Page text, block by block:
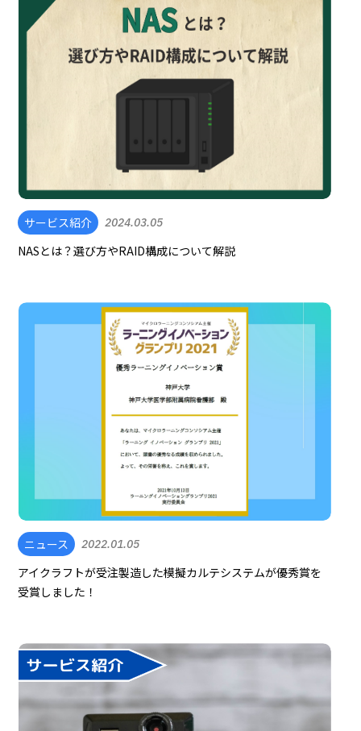
サービス紹介 2024.03.05
NASとは？選び方やRAID構成について解説
ニュース 2022.01.05
アイクラフトが受注製造した模擬カルテシステムが優秀賞を
受賞しました！